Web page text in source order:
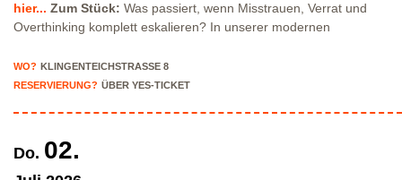
hier... Zum Stück: Was passiert, wenn Misstrauen, Verrat und
Overthinking komplett eskalieren? In unserer modernen
düstere Intrigen, Familiendrama, emotionale Chaos-Momente —
eine Story, in der schnell klar wird: „Es ist etwas faul im Staate.“
Arc. Klassiker trifft Gegenwart — emotional, dramatisch und
manchmal erschreckend relatable.
WO? KLINGENTEICHSTRASSE 8
RESERVIERUNG? ÜBER YES-TICKET
Do. 02.